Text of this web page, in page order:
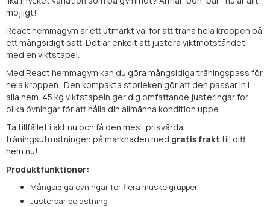
möjligt!
React hemmagym är ett utmärkt val för att träna hela kroppen på
ett mångsidigt sätt. Det är enkelt att justera viktmotståndet
med en viktstapel.
Med React hemmagym kan du göra mångsidiga träningspass för
hela kroppen.. Den kompakta storleken gör att den passar in i
alla hem. 45 kg viktstapeln ger dig omfattande justeringar för
olika övningar för att hålla din allmänna kondition uppe.
Ta tillfället i akt nu och få den mest prisvärda
träningsutrustningen på marknaden med gratis frakt till ditt
hem nu!
Produktfunktioner:
Mångsidiga övningar för flera muskelgrupper
Justerbar belastning